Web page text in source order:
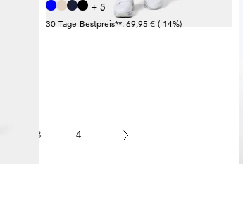
+ 5
30-Tage-Bestpreis**: 69,95 € (-14%)
3 4